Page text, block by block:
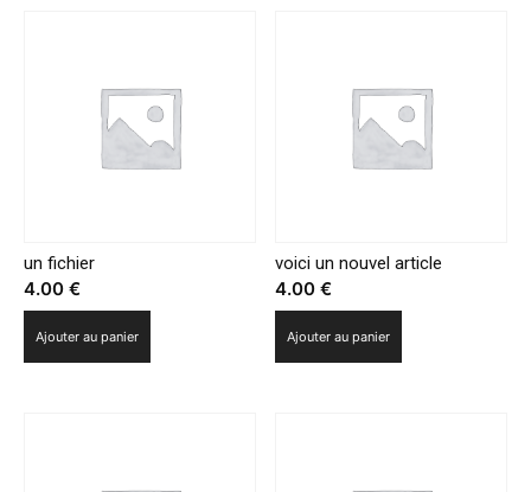
un fichier
4.00 €
Ajouter au panier
voici un nouvel article
4.00€
Ajouter au panier